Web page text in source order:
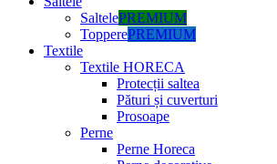
SaltelePREMIUM
TopperePREMIUM
Textile
Textile HORECA
Protecții saltea
Pături și cuverturi
Prosoape
Perne
Perne Horeca